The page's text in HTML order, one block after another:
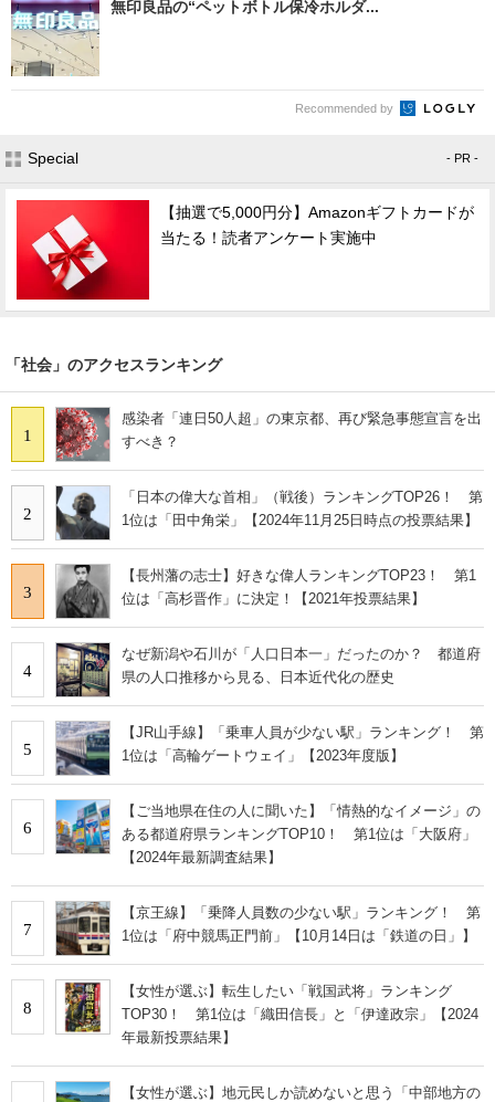
無印良品の“ペットボトル保冷ホルダ...
Recommended by
Special - PR -
【抽選で5,000円分】Amazonギフトカードが
当たる！読者アンケート実施中
「社会」のアクセスランキング
1
感染者「連日50人超」の東京都、再び緊急事態宣言を出
すべき？
2
「日本の偉大な首相」（戦後）ランキングTOP26！ 第
1位は「田中角栄」【2024年11月25日時点の投票結果】
3
【長州藩の志士】好きな偉人ランキングTOP23！ 第1
位は「高杉晋作」に決定！【2021年投票結果】
4
なぜ新潟や石川が「人口日本一」だったのか？ 都道府
県の人口推移から見る、日本近代化の歴史
5
【JR山手線】「乗車人員が少ない駅」ランキング！ 第
1位は「高輪ゲートウェイ」【2023年度版】
6
【ご当地県在住の人に聞いた】「情熱的なイメージ」の
ある都道府県ランキングTOP10！ 第1位は「大阪府」
【2024年最新調査結果】
7
【京王線】「乗降人員数の少ない駅」ランキング！ 第
1位は「府中競馬正門前」【10月14日は「鉄道の日」】
8
【女性が選ぶ】転生したい「戦国武将」ランキング
TOP30！ 第1位は「織田信長」と「伊達政宗」【2024
年最新投票結果】
【女性が選ぶ】地元民しか読めないと思う「中部地方の